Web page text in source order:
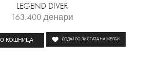
LEGEND DIVER
163.400денари
КОШНИЦА ДОДАЈ ВО ЛИСТАТА НА ЖЕЛБИ